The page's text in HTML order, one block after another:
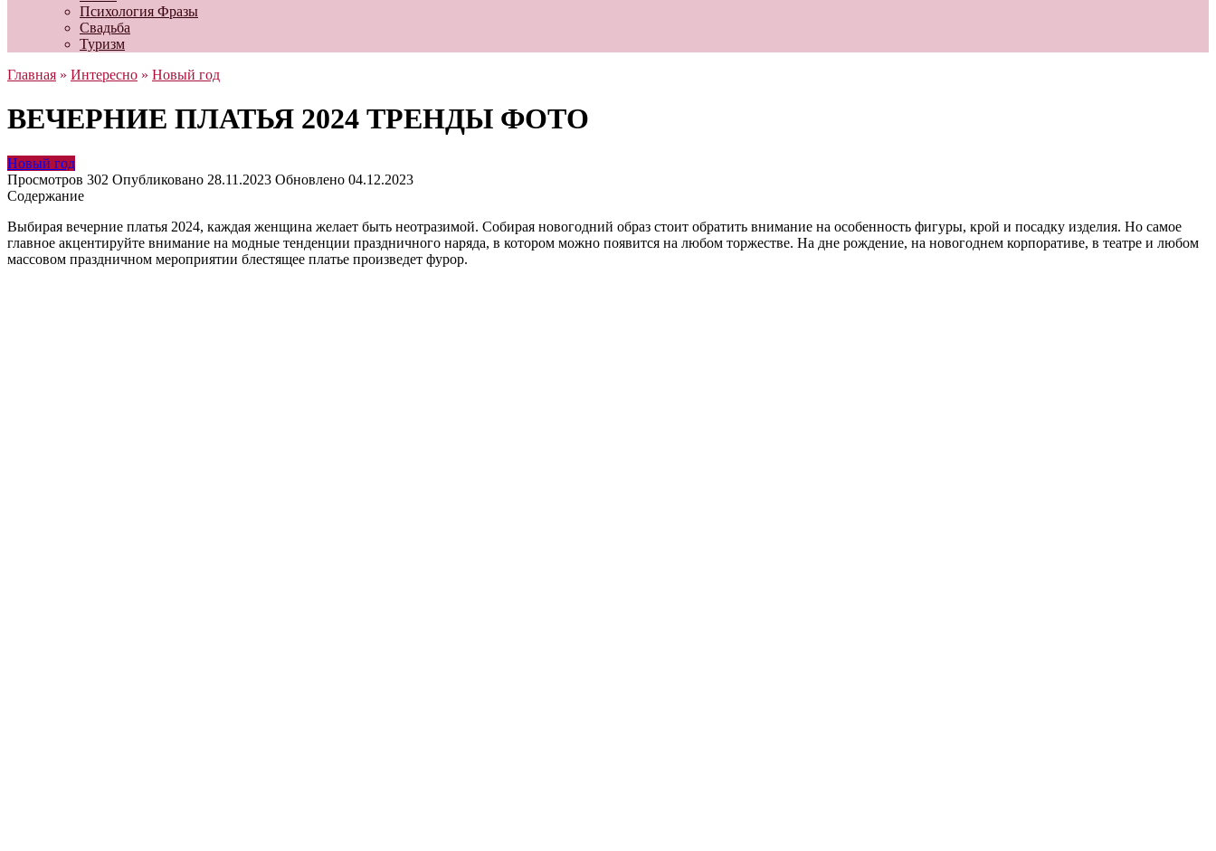
Психология Фразы
Свадьба
Туризм
Главная » Интересно » Новый год
ВЕЧЕРНИЕ ПЛАТЬЯ 2024 ТРЕНДЫ ФОТО
Новый год
Просмотров 302 Опубликовано 28.11.2023 Обновлено 04.12.2023
Содержание
Выбирая вечерние платья 2024, каждая женщина желает быть неотразимой. Собирая новогодний образ стоит обратить внимание на особенность фигуры, крой и посадку изделия. Но самое
главное акцентируйте внимание на модные тенденции праздничного наряда, в котором можно появится на любом торжестве. На дне рождение, на новогоднем корпоративе, в театре и любом
массовом праздничном мероприятии блестящее платье произведет фурор.